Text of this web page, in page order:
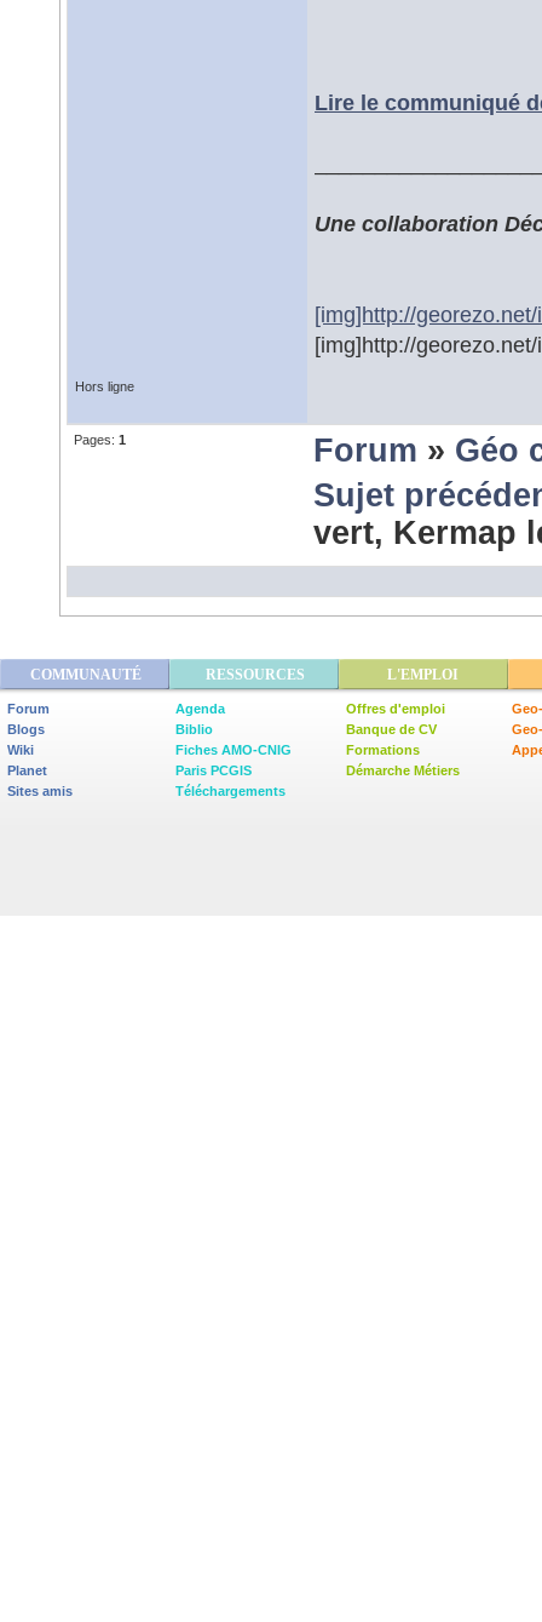
Lire le communiqué
Une collaboration
[img]http://
[img]http://
Hors ligne
Pages: 1 Forum » Géo
Sujet
vert, Kermap
COMMUNAUTÉ RESSOURCES L'EMPLOI
Forum
Blogs
Wiki
Planet
Sites amis
Agenda
Biblio
Fiches AMO-CNIG
Paris PCGIS
Téléchargements
Offres d'emploi
Banque de CV
Formations
Démarche Métiers